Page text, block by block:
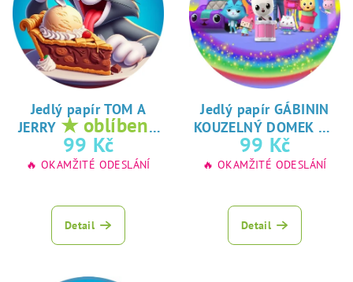
Jedlý papír TOM A
JERRY ★ oblíbený
tisk na jedlý
papír
99 Kč
🔥 OKAMŽITÉ ODESLÁNÍ
Detail
Jedlý papír GÁBININ
KOUZELNÝ DOMEK ★
oblíbený tisk na
jedlý papír
99 Kč
🔥 OKAMŽITÉ ODESLÁNÍ
Detail